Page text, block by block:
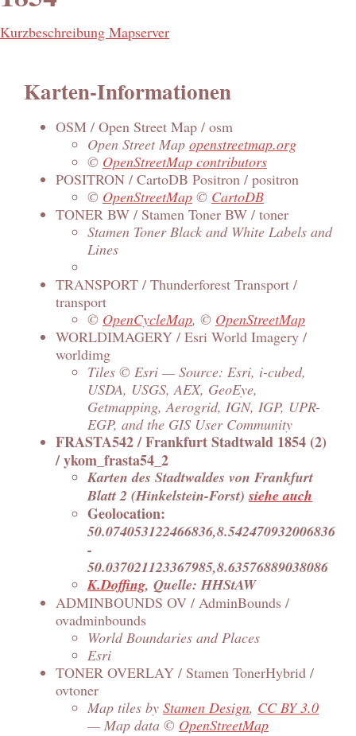
Kurzbeschreibung Mapserver
Karten-Informationen
OSM / Open Street Map / osm
Open Street Map openstreetmap.org
© OpenStreetMap contributors
POSITRON / CartoDB Positron / positron
© OpenStreetMap © CartoDB
TONER BW / Stamen Toner BW / toner
Stamen Toner Black and White Labels and
Lines
TRANSPORT / Thunderforest Transport /
transport
© OpenCycleMap, © OpenStreetMap
WORLDIMAGERY / Esri World Imagery /
worldimg
Tiles © Esri — Source: Esri, i-cubed,
USDA, USGS, AEX, GeoEye,
Getmapping, Aerogrid, IGN, IGP, UPR-
EGP, and the GIS User Community
FRASTA542 / Frankfurt Stadtwald 1854 (2)
/ ykom_frasta54_2
Karten des Stadtwaldes von Frankfurt
Blatt 2 (Hinkelstein-Forst)siehe auch
Geolocation:
50.074053122466836,8.542470932006836
-
50.037021123367985,8.63576889038086
K.Doffing, Quelle: HHStAW
ADMINBOUNDS OV / AdminBounds /
ovadminbounds
World Boundaries and Places
Esri
TONER OVERLAY / Stamen TonerHybrid /
ovtoner
Map tiles by Stamen Design, CC BY 3.0
— Map data © OpenStreetMap